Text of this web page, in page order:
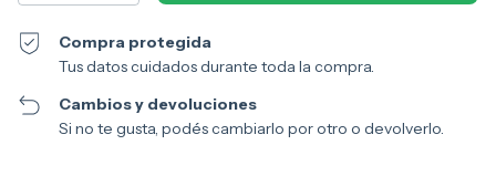
Compra protegida
Tus datos cuidados durante toda la compra.
Cambios y devoluciones
Si no te gusta, podés cambiarlo por otro o devolverlo.